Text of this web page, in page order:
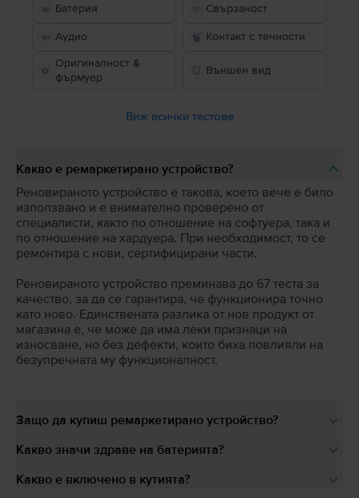
Батерия Свързаност
Аудио
Контакт с течности
Оригиналност &
фърмуер
Външен вид
Виж всички тестове
Какво е ремаркетирано устройство?
Реновираното устройство е такова, което вече е било
използвано и е внимателно проверено от
специалисти, както по отношение на софтуера, така и
по отношение на хардуера. При необходимост, то се
ремонтира с нови, сертифицирани части.
Реновираното устройство преминава до 67 теста за
качество, за да се гарантира, че функционира точно
като ново. Единствената разлика от нов продукт от
магазина е, че може да има леки признаци на
износване, но без дефекти, които биха повлияли на
безупречната му функционалност.
Защо да купиш ремаркетирано устройство?
Какво значи здраве на батерията?
Какво е включено в кутията?